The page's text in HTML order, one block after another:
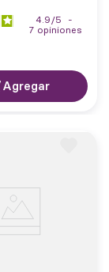
4.9 /5
-
7 opiniones
Agregar